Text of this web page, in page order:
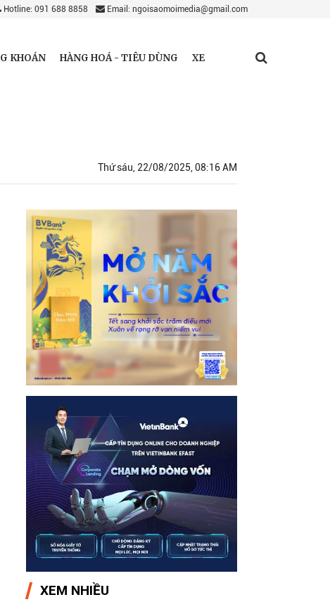
Hotline: 091 688 8858 Email: ngoisaomoimedia@gmail.com
KHOÁN HÀNG HOÁ - TIÊU DÙNG XE
Thứ sáu, 22/08/2025, 08:16 AM
XEM NHIỀU